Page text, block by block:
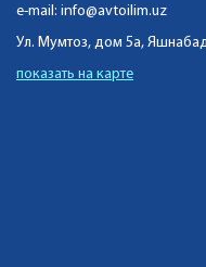
e-mail: info@avtoilim.uz
Ул. Мумтоз, дом 5а,
показать на карте